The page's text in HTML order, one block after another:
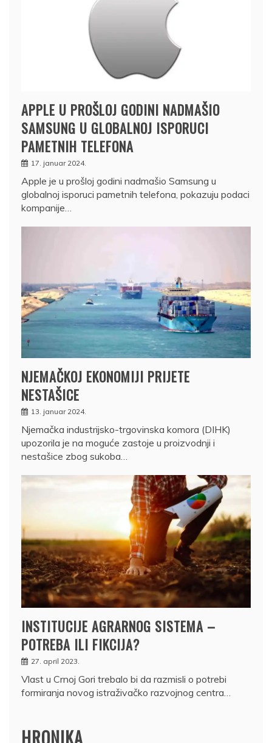
APPLE U PROŠLOJ GODINI NADMAŠIO
SAMSUNG U GLOBALNOJ ISPORUCI
PAMETNIH TELEFONA
17. januar 2024.
Apple je u prošloj godini nadmašio Samsung u
globalnoj isporuci pametnih telefona, pokazuju podaci
kompanije…
NJEMAČKOJ EKONOMIJI PRIJETE
NESTAŠICE
13. januar 2024.
Njemačka industrijsko-trgovinska komora (DIHK)
upozorila je na moguće zastoje u proizvodnji i
nestašice zbog sukoba…
INSTITUCIJE AGRARNOG SISTEMA –
POTREBA ILI FIKCIJA?
27. april 2023.
Vlast u Crnoj Gori trebalo bi da razmisli o potrebi
formiranja novog istraživačko razvojnog centra…
HRONIKA